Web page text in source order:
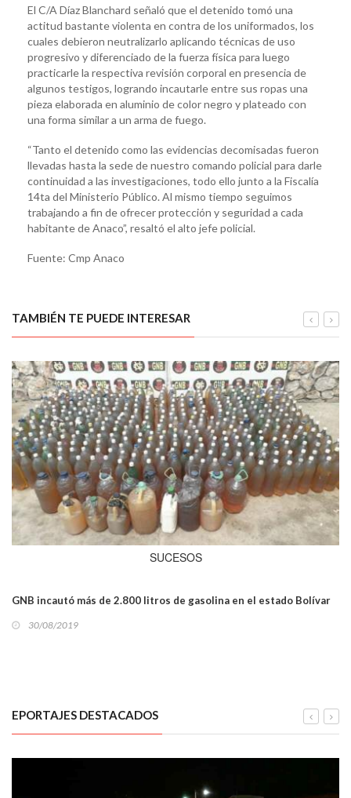
El C/A Díaz Blanchard señaló que el detenido tomó una
actitud bastante violenta en contra de los uniformados, los
cuales debieron neutralizarlo aplicando técnicas de uso
progresivo y diferenciado de la fuerza física para luego
practicarle la respectiva revisión corporal en presencia de
algunos testigos, logrando incautarle entre sus ropas una
pieza elaborada en aluminio de color negro y plateado con
una forma similar a un arma de fuego.
“Tanto el detenido como las evidencias decomisadas fueron
llevadas hasta la sede de nuestro comando policial para darle
continuidad a las investigaciones, todo ello junto a la Fiscalía
14ta del Ministerio Público. Al mismo tiempo seguimos
trabajando a fin de ofrecer protección y seguridad a cada
habitante de Anaco”, resaltó el alto jefe policial.
Fuente: Cmp Anaco
TAMBIÉN TE PUEDE INTERESAR
SUCESOS
GNB incautó más de 2.800 litros de gasolina en el estado Bolívar
30/08/2019
EPORTAJES DESTACADOS